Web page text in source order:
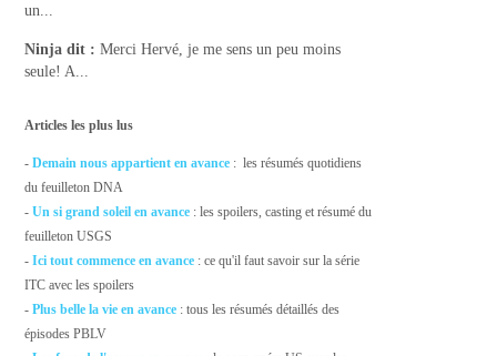
un...
Ninja dit : Merci Hervé, je me sens un peu moins
seule! A...
Articles les plus lus
-Demain nous appartient en avance : les résumés quotidiens
du feuilleton DNA
-Un si grand soleil en avance : les spoilers, casting et résumé du
feuilleton USGS
-Ici tout commence en avance : ce qu'il faut savoir sur la série
ITC avec les spoilers
- Plus belle la vie en avance : tous les résumés détaillés des
épisodes PBLV